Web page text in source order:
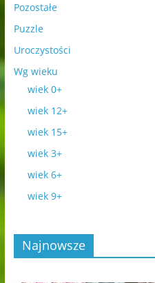
Pozostałe
Puzzle
Uroczystości
Wg wieku
wiek 0+
wiek 12+
wiek 15+
wiek 3+
wiek 6+
wiek 9+
Najnowsze